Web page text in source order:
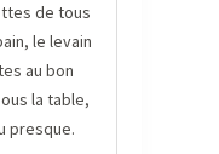
de tous
le levain
au bon
la table,
presque.